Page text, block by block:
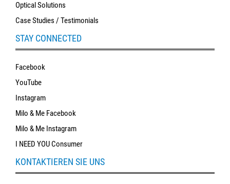
Optical Solutions
Case Studies / Testimonials
STAY CONNECTED
Facebook
YouTube
Instagram
Milo & Me Facebook
Milo & Me Instagram
I NEED YOU Consumer
KONTAKTIEREN SIE UNS